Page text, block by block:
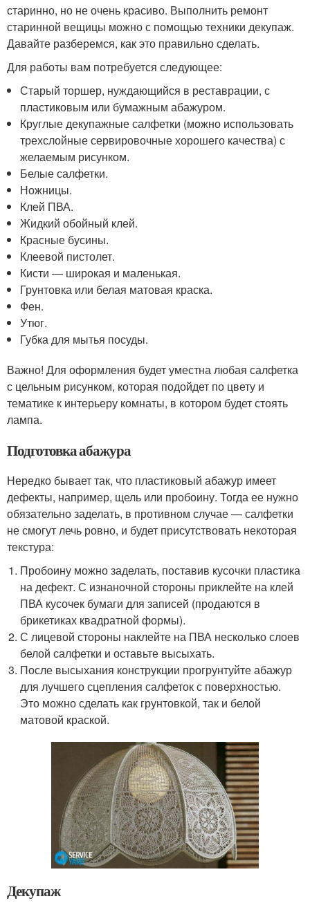
старинно, но не очень красиво. Выполнить ремонт
старинной вещицы можно с помощью техники декупаж.
Давайте разберемся, как это правильно сделать.
Для работы вам потребуется следующее:
Старый торшер, нуждающийся в реставрации, с
пластиковым или бумажным абажуром.
Круглые декупажные салфетки (можно использовать
трехслойные сервировочные хорошего качества) с
желаемым рисунком.
Белые салфетки.
Ножницы.
Клей ПВА.
Жидкий обойный клей.
Красные бусины.
Клеевой пистолет.
Кисти — широкая и маленькая.
Грунтовка или белая матовая краска.
Фен.
Утюг.
Губка для мытья посуды.
Важно! Для оформления будет уместна любая салфетка
с цельным рисунком, которая подойдет по цвету и
тематике к интерьеру комнаты, в котором будет стоять
лампа.
Подготовка абажура
Нередко бывает так, что пластиковый абажур имеет
дефекты, например, щель или пробоину. Тогда ее нужно
обязательно заделать, в противном случае — салфетки
не смогут лечь ровно, и будет присутствовать некоторая
текстура:
Пробоину можно заделать, поставив кусочки пластика
на дефект. С изнаночной стороны приклейте на клей
ПВА кусочек бумаги для записей (продаются в
брикетиках квадратной формы).
С лицевой стороны наклейте на ПВА несколько слоев
белой салфетки и оставьте высыхать.
После высыхания конструкции прогрунтуйте абажур
для лучшего сцепления салфеток с поверхностью.
Это можно сделать как грунтовкой, так и белой
матовой краской.
Декупаж